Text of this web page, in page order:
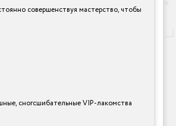
совершенствуя мастерство, чтобы
сногсшибательные VIP-лакомства